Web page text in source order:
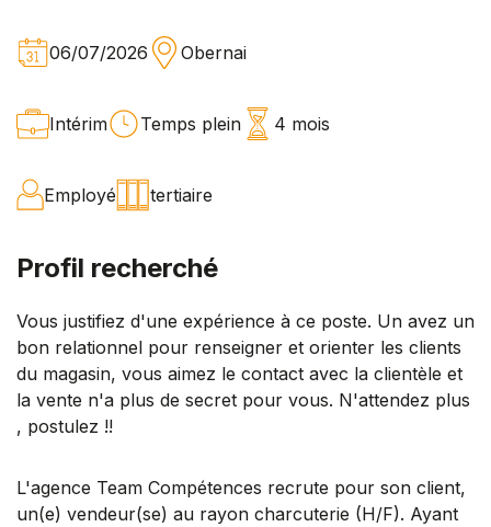
06/07/2026 Obernai
Intérim Temps plein 4 mois
Employé tertiaire
Profil recherché
Vous justifiez d'une expérience à ce poste. Un avez un
bon relationnel pour renseigner et orienter les clients
du magasin, vous aimez le contact avec la clientèle et
la vente n'a plus de secret pour vous. N'attendez plus
, postulez !!
L'agence Team Compétences recrute pour son client,
un(e) vendeur(se) au rayon charcuterie (H/F). Ayant